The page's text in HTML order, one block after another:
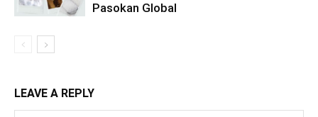
Pasokan Global
LEAVE A REPLY